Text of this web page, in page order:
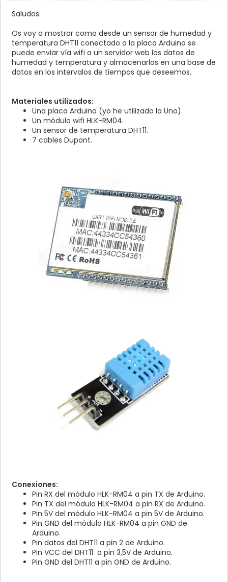
Saludos.
Os voy a mostrar como desde un sensor de humedad y
temperatura DHT11 conectado a la placa Arduino se
puede enviar vía wifi a un servidor web los datos de
humedad y temperatura y almacenarlos en una base de
datos en los intervalos de tiempos que deseemos.
Materiales utilizados:
Una placa Arduino (yo he utilizado la Uno).
Un módulo wifi HLK-RM04.
Un sensor de temperatura DHT11.
7 cables Dupont.
Conexiones:
Pin RX del módulo HLK-RM04 a pin TX de Arduino.
Pin TX del módulo HLK-RM04 a pin RX de Arduino.
Pin 5V del módulo HLK-RM04 a pin 5V de Arduino.
Pin GND del módulo HLK-RM04 a pin GND de
Arduino.
Pin datos del DHT11 a pin 2 de Arduino.
Pin VCC del DHT11 a pin 3,5V de Arduino.
Pin GND del DHT11 a pin GND de Arduino.